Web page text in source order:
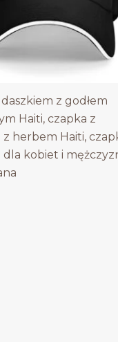
z godłem
Haiti, czapka z
z herbem Haiti,
dla kobiet i